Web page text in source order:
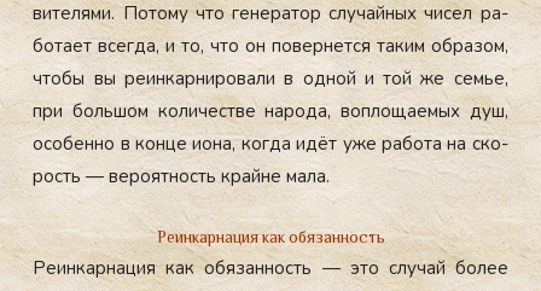
вите­лями. По­тому что ге­нера­тор слу­чай­ных чи­сел ра­
бота­ет всег­да, и то, что он по­вер­нется та­ким об­ра­зом,
что­бы вы ре­ин­карни­рова­ли в од­ной и той же семье,
при боль­шом ко­личес­тве на­рода, воп­ло­ща­емых душ,
осо­бен­но в кон­це и­она, ког­да идёт уже ра­бота на ско­
рость — ве­ро­ят­ность край­не ма­ла.
Реинкарнация как обязанность
Ре­ин­карна­ция как обя­зан­ность — это слу­чай бо­лее